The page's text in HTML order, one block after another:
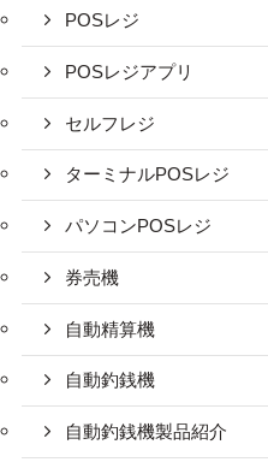
POSレジ
POSレジアプリ
セルフレジ
ターミナルPOSレジ
パソコンPOSレジ
券売機
自動精算機
自動釣銭機
自動釣銭機製品紹介